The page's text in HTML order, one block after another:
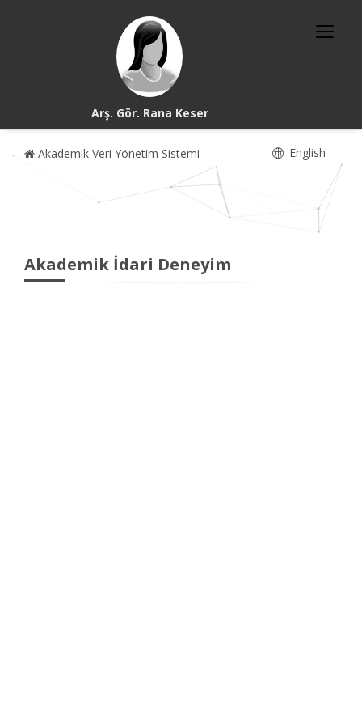
Arş. Gör. Rana Keser
Akademik Veri Yönetim Sistemi English
Akademik İdari Deneyim